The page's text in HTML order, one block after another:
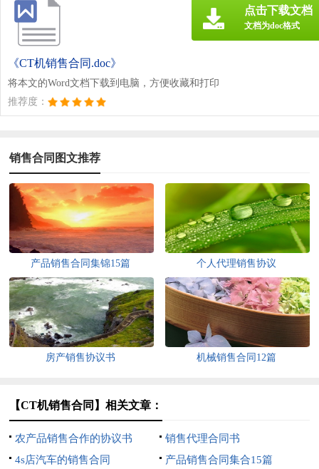
《CT机销售合同.doc》
将本文的Word文档下载到电脑，方便收藏和打印
推荐度：
点击下载文档
文档为doc格式
销售合同图文推荐
产品销售合同集锦15篇 个人代理销售协议
房产销售协议书 机械销售合同12篇
【CT机销售合同】相关文章：
农产品销售合作的协议书
销售代理合同书
4s店汽车的销售合同
产品销售合同集合15篇